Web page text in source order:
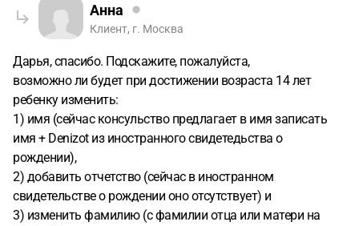
Анна
Клиент, г. Москва
Дарья, спасибо. Подскажите, пожалуйста,
возможно ли будет при достижении возраста 14 лет
ребенку изменить:
1) имя (сейчас консульство предлагает в имя записать
имя + Denizot из иностранного свидетедьства о
рождении),
2) добавить отчетство (сейчас в иностранном
свидетельстве о рождении оно отсутствует) и
3) изменить фамилию (с фамилии отца или матери на